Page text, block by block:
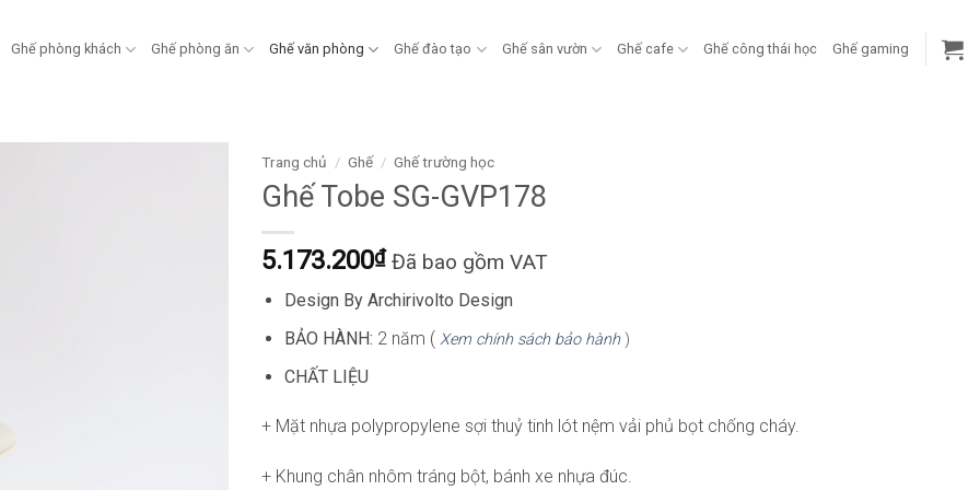
Ghế phòng khách Ghế phòng ăn Ghế văn phòng Ghế đào tạo Ghế sân vườn Ghế cafe Ghế công thái học Ghế gaming
Trang chủ / Ghế / Ghế trường học
Ghế Tobe SG-GVP178
5.173.200₫ Đã bao gồm VAT
Design By Archirivolto Design
BẢO HÀNH: 2 năm ( Xem chính sách bảo hành)
CHẤT LIỆU
+ Mặt nhựa polypropylene sợi thuỷ tinh lót nệm vải phủ bọt chống cháy.
+ Khung chân nhôm tráng bột, bánh xe nhựa đúc.